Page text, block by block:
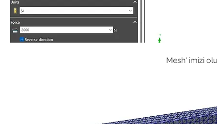
Mesh' imizi